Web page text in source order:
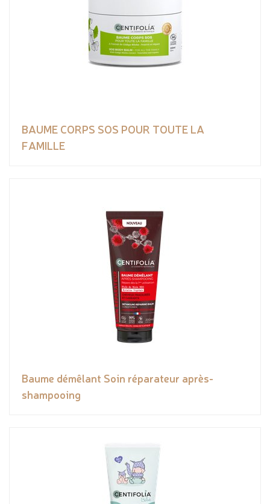
BAUME CORPS SOS POUR TOUTE LA
FAMILLE
Baume démêlant Soin réparateur après-
shampooing